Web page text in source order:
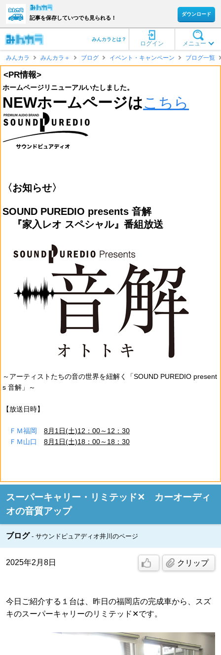
記事を保存していつでも見られる！
ダウンロード
メニュー
ログイン
みんカラとは？
みんカラ みんカラ＋ ブログ イベント・キャンペーン ブログ一覧
<PR情報>
ホームページリニューアルいたしました。
NEWホームページはこちら
〈お知らせ〉
SOUND PUREDIO presents 音解
『家入レオ スペシャル』番組放送
～アーティストたちの音の世界を紐解く「SOUND PUREDIO present
s 音解」～
【放送日時】
ＦＭ福岡
8月1日(土)12：00～12：30
ＦＭ山口
8月1日(土)18：00～18：30
スーパーキャリー・リミテッド✕ カーオーディ
オの音質アップ
ブログ サウンドピュアディオ井川のページ
2025年2月8日 クリップ
今日ご紹介する１台は、昨日の福岡店の完成車から、スズ
キのスーパーキャリーのリミテッド✕です。